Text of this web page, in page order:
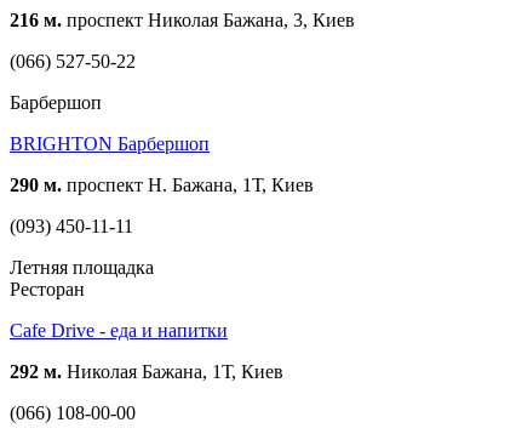
216 м. проспект Николая Бажана, 3, Киев
(066) 527-50-22
Барбершоп
BRIGHTON Барбершоп
290 м. проспект Н. Бажана, 1Т, Киев
(093) 450-11-11
Летняя площадка
Ресторан
Cafe Drive - еда и напитки
292 м. Николая Бажана, 1Т, Киев
(066) 108-00-00